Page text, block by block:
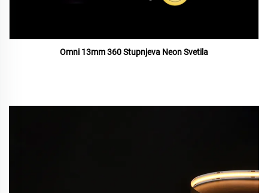
Omni 13mm 360 Stupnjeva Neon Svetila